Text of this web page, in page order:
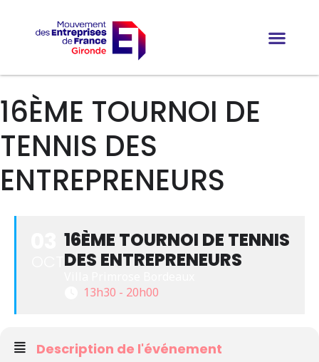
16ÈME TOURNOI DE
TENNIS DES
ENTREPRENEURS
16ÈME TOURNOI DE TENNIS
DES ENTREPRENEURS
13h30 - 20h00
Description de l'événement